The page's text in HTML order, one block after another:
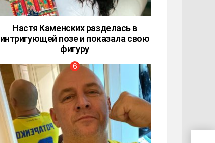
Настя Каменских разделась в
интригующей позе и показала свою
фигуру